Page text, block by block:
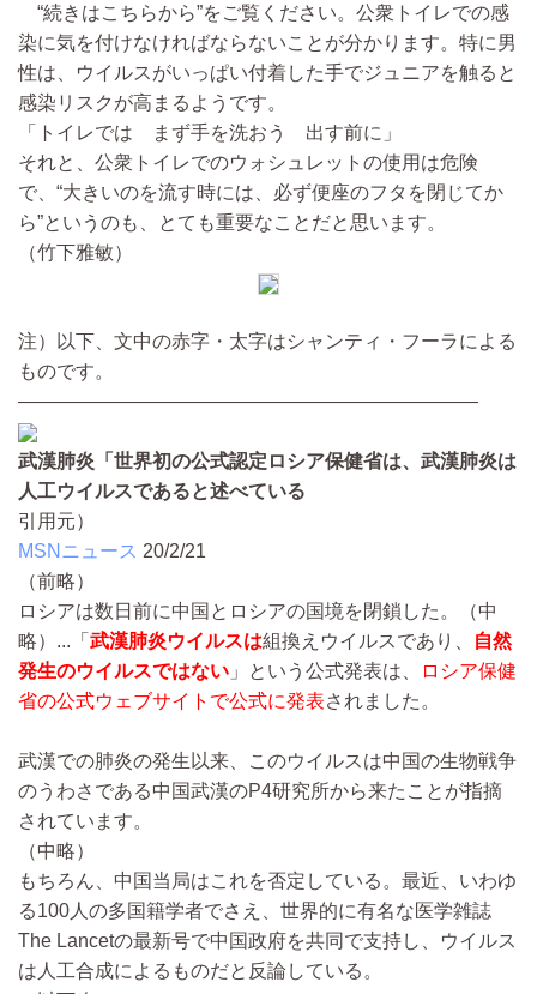
“続きはこちらから”をご覧ください。公衆トイレでの感
染に気を付けなければならないことが分かります。特に男
性は、ウイルスがいっぱい付着した手でジュニアを触ると
感染リスクが高まるようです。
「トイレでは まず手を洗おう 出す前に」
それと、公衆トイレでのウォシュレットの使用は危険
で、“大きいのを流す時には、必ず便座のフタを閉じてか
ら”というのも、とても重要なことだと思います。
（竹下雅敏）
注）以下、文中の赤字・太字はシャンティ・フーラによる
ものです。
————————————————————————
武漢肺炎「世界初の公式認定ロシア保健省は、武漢肺炎は
人工ウイルスであると述べている
引用元）
MSNニュース 20/2/21
（前略）
ロシアは数日前に中国とロシアの国境を閉鎖した。
（中
略）... 「 武漢肺炎ウイルスは組換えウイルスであり、
自然
発生のウイルスではない 」という公式発表は、
ロシア保健
省の公式ウェブサイトで公式に発表されました。
武漢での肺炎の発生以来、このウイルスは中国の生物戦争
のうわさである中国武漢のP4研究所から来たことが指摘
されています。
（中略）
もちろん、中国当局はこれを否定している。最近、いわゆ
る100人の多国籍学者でさえ、世界的に有名な医学雑誌
The Lancetの最新号で中国政府を共同で支持し、ウイルス
は人工合成によるものだと反論している。